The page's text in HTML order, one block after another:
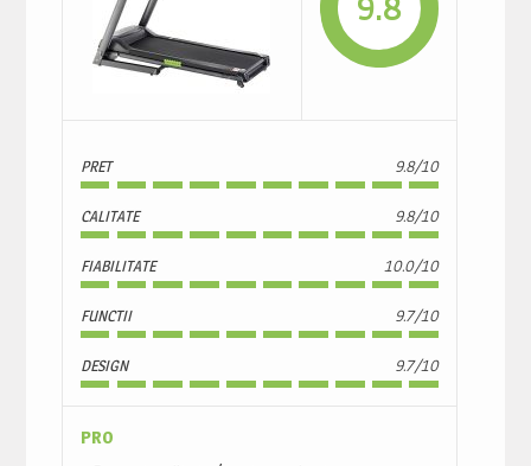
PRET 9.8/10
CALITATE 9.8/10
FIABILITATE 10.0/10
FUNCTII 9.7/10
DESIGN 9.7/10
PRO